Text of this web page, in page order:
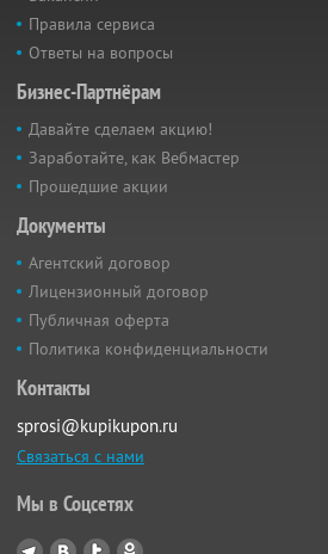
Правила сервиса
Ответы на вопросы
Бизнес-Партнёрам
Давайте сделаем акцию!
Заработайте, как Вебмастер
Прошедшие акции
Документы
Агентский договор
Лицензионный договор
Публичная оферта
Политика конфиденциальности
Контакты
sprosi@kupikupon.ru
Связаться с нами
Мы в Соцсетях